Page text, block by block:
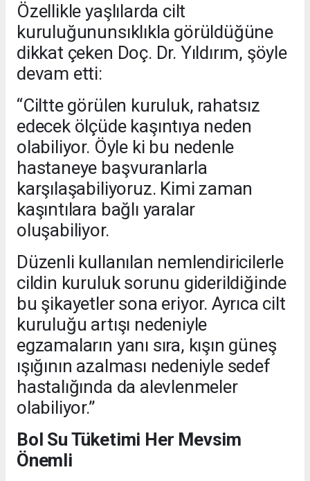
Özellikle yaşlılarda cilt
kuruluğununsıklıkla görüldüğüne
dikkat çeken Doç. Dr. Yıldırım, şöyle
devam etti:
“Ciltte görülen kuruluk, rahatsız
edecek ölçüde kaşıntıya neden
olabiliyor. Öyle ki bu nedenle
hastaneye başvuranlarla
karşılaşabiliyoruz. Kimi zaman
kaşıntılara bağlı yaralar
oluşabiliyor.
Düzenli kullanılan nemlendiricilerle
cildin kuruluk sorunu giderildiğinde
bu şikayetler sona eriyor. Ayrıca cilt
kuruluğu artışı nedeniyle
egzamaların yanı sıra, kışın güneş
ışığının azalması nedeniyle sedef
hastalığında da alevlenmeler
olabiliyor.”
Bol Su Tüketimi Her Mevsim
Önemli